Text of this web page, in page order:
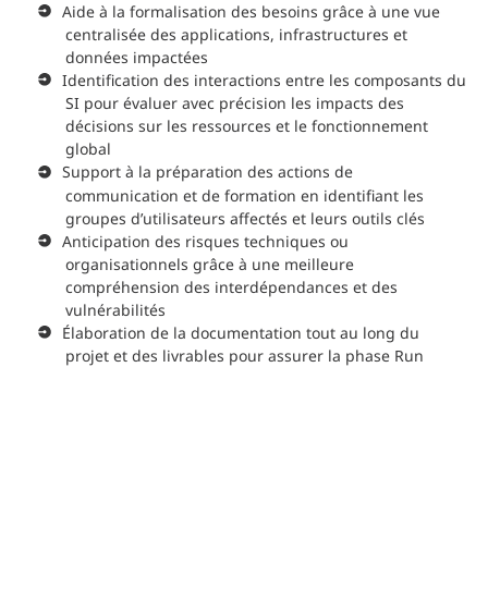
Aide à la formalisation des besoins grâce à une vue
centralisée des applications, infrastructures et
données impactées
Identification des interactions entre les composants du
SI pour évaluer avec précision les impacts des
décisions sur les ressources et le fonctionnement
global
Support à la préparation des actions de
communication et de formation en identifiant les
groupes d’utilisateurs affectés et leurs outils clés
Anticipation des risques techniques ou
organisationnels grâce à une meilleure
compréhension des interdépendances et des
vulnérabilités
Élaboration de la documentation tout au long du
projet et des livrables pour assurer la phase Run